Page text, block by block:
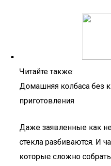
Читайте также:
Домашняя колбаса без
приготовления
Даже заявленные как
стекла разбиваются. И
которые сложно